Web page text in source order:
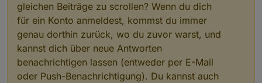
gleichen Beiträge zu scrollen? Wenn du dich
für ein Konto anmeldest, kommst du immer
genau dorthin zurück, wo du zuvor warst, und
kannst dich über neue Antworten
benachrichtigen lassen (entweder per E-Mail
oder Push-Benachrichtigung). Du kannst auch